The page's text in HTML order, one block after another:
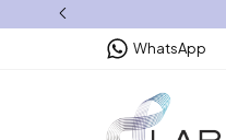
WhatsApp